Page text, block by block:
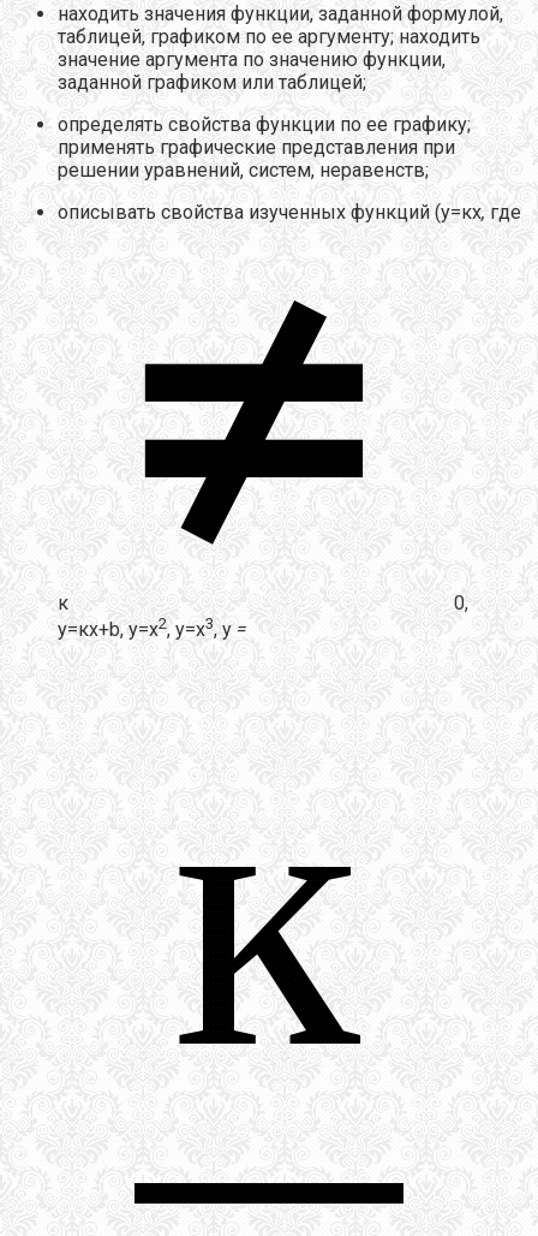
находить значения функции, заданной формулой,
таблицей, графиком по ее аргументу; находить
значение аргумента по значению функции,
заданной графиком или таблицей;
определять свойства функции по ее графику;
применять графические представления при
решении уравнений, систем, неравенств;
описывать свойства изученных функций (у=кх, где
к
0,
у=кх+b, у=х2, у=х3, у =